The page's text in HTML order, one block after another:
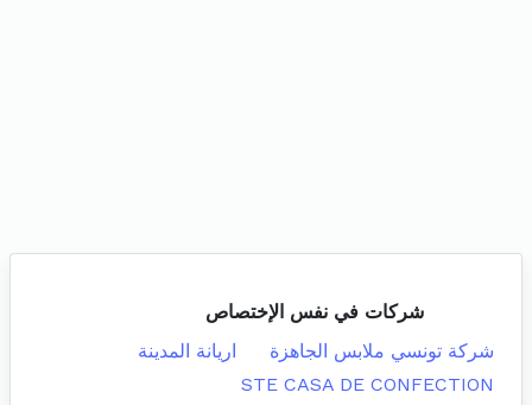
شركات في نفس الإختصاص
شركة تونسي ملابس الجاهزة
اريانة المدينة
STE CASA DE CONFECTION